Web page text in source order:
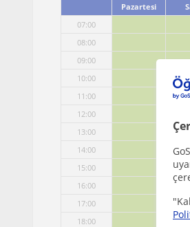
Pazartesi
07:00
08:00
09:00
10:00
11:00
12:00
13:00
14:00
15:00
16:00
17:00
18:00